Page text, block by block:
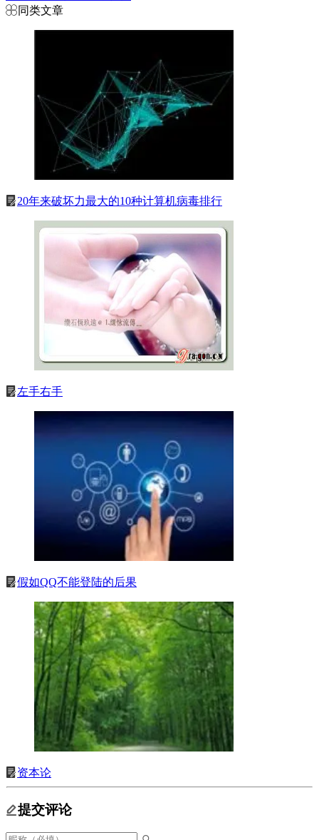
提交评论
同类文章
20年来破坏力最大的10种计算机病毒排行
左手右手
假如QQ不能登陆的后果
资本论